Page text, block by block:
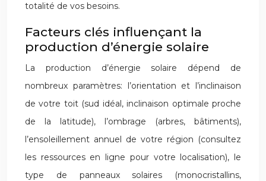
totalité de vos besoins.
Facteurs clés influençant la
production d’énergie solaire
La production d’énergie solaire dépend de
nombreux paramètres: l’orientation et l’inclinaison
de votre toit (sud idéal, inclinaison optimale proche
de la latitude), l’ombrage (arbres, bâtiments),
l’ensoleillement annuel de votre région (consultez
les ressources en ligne pour votre localisation), le
type de panneaux solaires (monocristallins,